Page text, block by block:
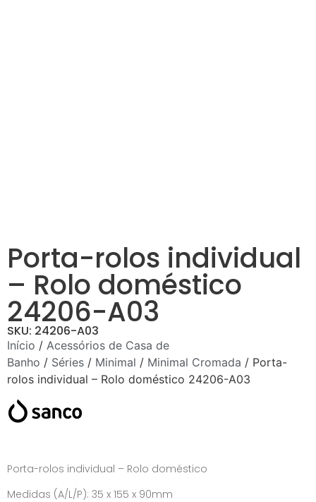
Porta-rolos individual
– Rolo doméstico
24206-A03
SKU: 24206-A03
Início / Acessórios de Casa de
Banho / Séries / Minimal / Minimal Cromada / Porta-
rolos individual – Rolo doméstico 24206-A03
Porta-rolos individual – Rolo doméstico
Medidas (A/L/P): 35 x 155 x 90mm